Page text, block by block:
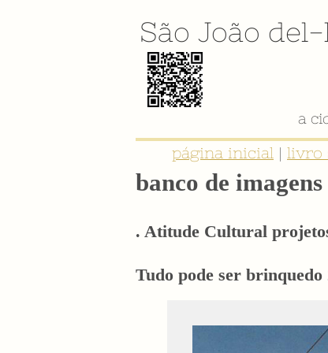
São João del-
a
página inicial | livro
banco de imagens
. Atitude Cultural
Tudo pode ser